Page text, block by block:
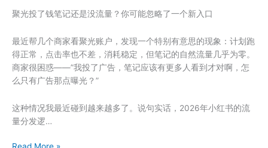
告？
小
书
聚
光
小
投
放
聚光投了钱笔记还是没流量？你可能忽略了一个新入口
最近帮几个商家看聚光账户，发现一个特别有意思的现象：计划跑
得正常，点击率也不差，消耗稳定，但笔记的自然流量几乎为零。
商家很困惑——”我投了广告，笔记应该有更多人看到才对啊，怎
么只有广告那点曝光？”
这种情况我最近碰到越来越多了。说句实话，2026年小红书的流
量分发逻…
小